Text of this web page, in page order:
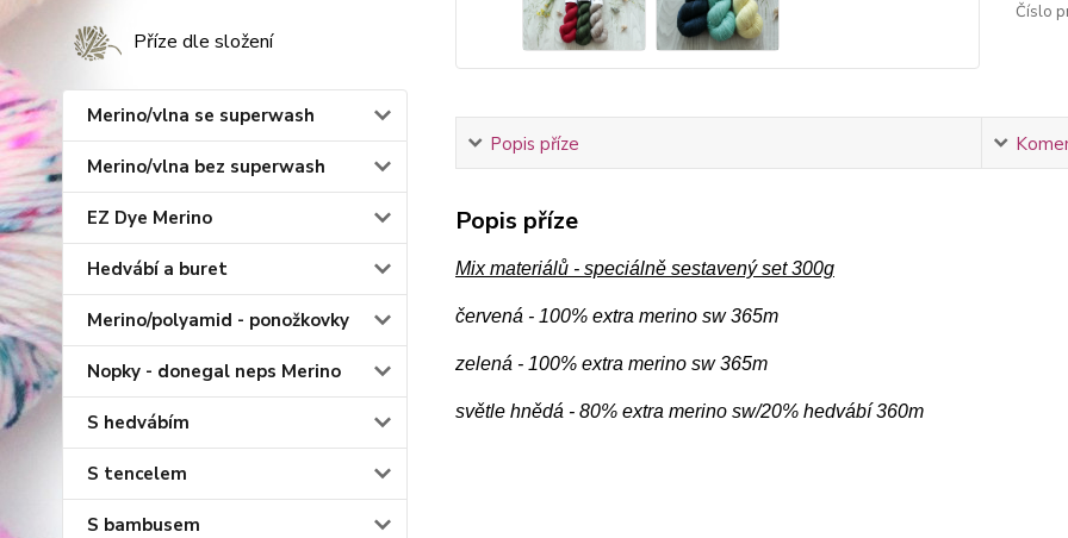
Příze dle složení
Merino/vlna se superwash
Merino/vlna bez superwash
EZ Dye Merino
Hedvábí a buret
Merino/polyamid - ponožkovky
Nopky - donegal neps Merino
S hedvábím
S tencelem
S bambusem
Číslo
Popis příze
Popis příze
Mix materiálů - speciálně sestavený set 300g
červená - 100% extra merino sw 365m
zelená - 100% extra merino sw 365m
světle hnědá - 80% extra merino sw/20% hedvábí 360m